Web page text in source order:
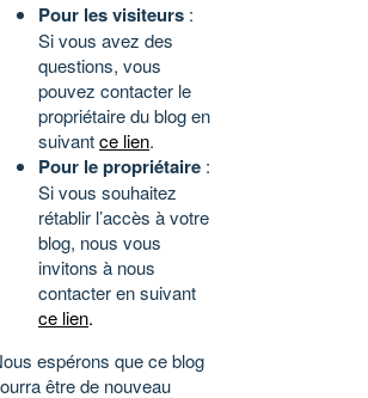
Pour les visiteurs :
Si vous avez des
questions, vous
pouvez contacter le
propriétaire du blog en
suivantce lien.
Pour le propriétaire :
Si vous souhaitez
rétablir l’accès à votre
blog, nous vous
invitons à nous
contacter en suivant
ce lien.
espérons que ce blog
être de nouveau